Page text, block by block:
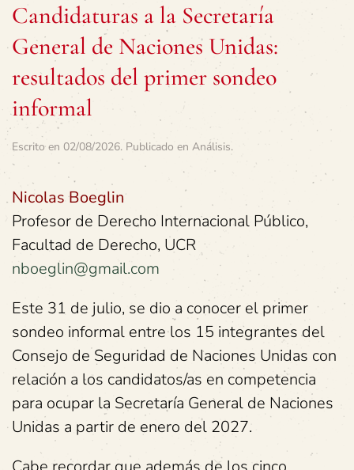
Candidaturas a la Secretaría
General de Naciones Unidas:
resultados del primer sondeo
informal
Escrito en 02/08/2026. Publicado en Análisis.
Nicolas Boeglin
Profesor de Derecho Internacional Público,
Facultad de Derecho, UCR
nboeglin@gmail.com
Este 31 de julio, se dio a conocer el primer
sondeo informal entre los 15 integrantes del
Consejo de Seguridad de Naciones Unidas con
relación a los candidatos/as en competencia
para ocupar la Secretaría General de Naciones
Unidas a partir de enero del 2027.